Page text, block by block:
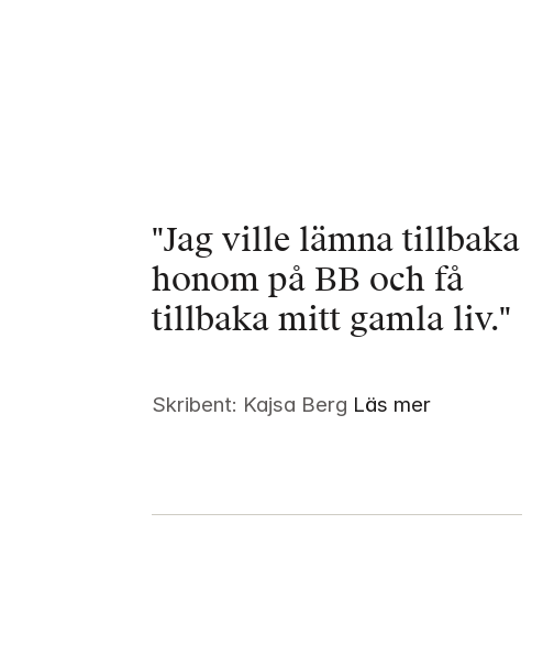
"Jag ville lämna tillbaka
honom på BB och få
tillbaka mitt gamla liv."
Skribent: Kajsa Berg Läs mer